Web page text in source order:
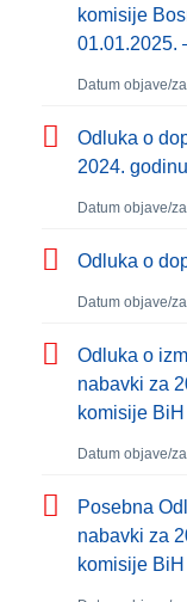
komisije
01.01.2025.
Datum objave/
Odluka o
2024.
Datum objave/
Odluka o
Datum objave/
Odluka o
nabavki za
komisije BiH
Datum objave/
Posebna
nabavki za
komisije BiH